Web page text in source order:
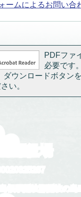
ームによるお問い合
PDFファ
必要です
ダウンロードボタン
い。